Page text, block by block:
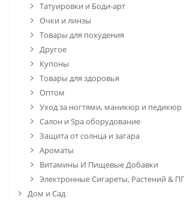
Татуировки и Боди-арт
Очки и линзы
Товары для похудения
Другое
Купоны
Товары для здоровья
Оптом
Уход за ногтями, маникюр и педикюр
Салон и Spa оборудование
Защита от солнца и загара
Ароматы
Витамины И Пищевые Добавки
Электронные Сигареты, Растений &
Дом и Сад